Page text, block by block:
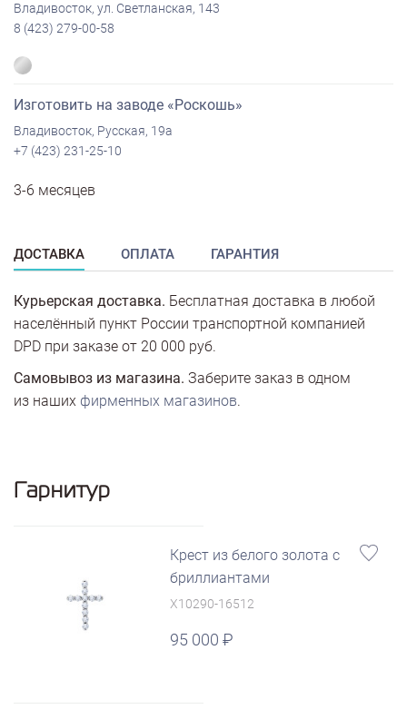
Владивосток, ул. Светланская, 143
8 (423) 279-00-58
Изготовить на заводе «Роскошь»
Владивосток, Русская, 19а
+7 (423) 231-25-10
3-6 месяцев
ДОСТАВКА ОПЛАТА ГАРАНТИЯ
Курьерская доставка. Бесплатная доставка в любой
населённый пункт России транспортной компанией
DPD при заказе от 20 000 руб.
Самовывоз из магазина. Заберите заказ в одном
из наших фирменных магазинов.
Гарнитур
Крест из белого золота с
бриллиантами
X10290-16512
95 000